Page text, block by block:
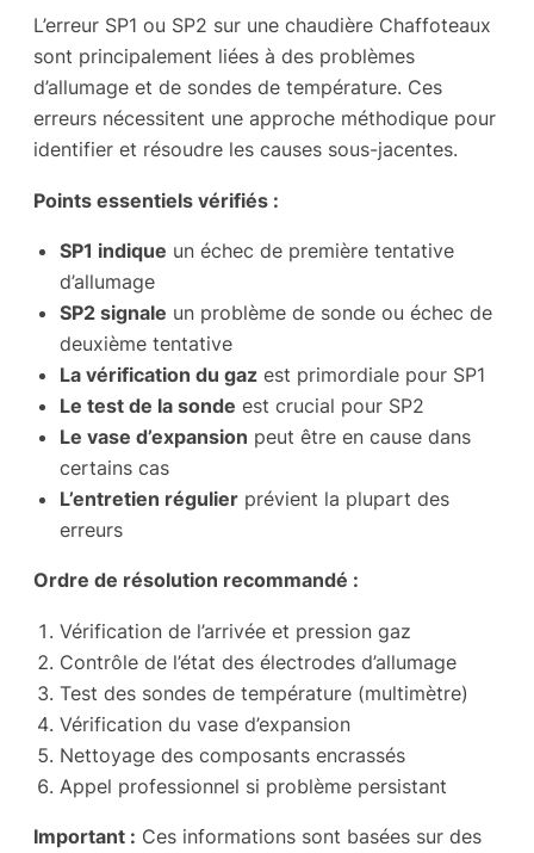
L’erreur SP1 ou SP2 sur une chaudière Chaffoteaux
sont principalement liées à des problèmes
d’allumage et de sondes de température. Ces
erreurs nécessitent une approche méthodique pour
identifier et résoudre les causes sous-jacentes.
Points essentiels vérifiés :
SP1 indique un échec de première tentative
d’allumage
SP2 signale un problème de sonde ou échec de
deuxième tentative
La vérification du gaz est primordiale pour SP1
Le test de la sonde est crucial pour SP2
Le vase d’expansion peut être en cause dans
certains cas
L’entretien régulier prévient la plupart des
erreurs
Ordre de résolution recommandé :
Vérification de l’arrivée et pression gaz
Contrôle de l’état des électrodes d’allumage
Test des sondes de température (multimètre)
Vérification du vase d’expansion
Nettoyage des composants encrassés
Appel professionnel si problème persistant
Important : Ces informations sont basées sur des